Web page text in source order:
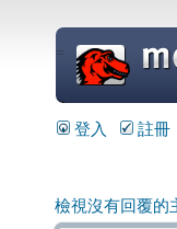
=
登入 註冊
檢視沒有回覆的